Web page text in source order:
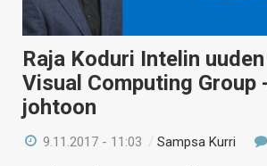
Raja Koduri Intelin
Visual Computing Group
johtoon
9.11.2017 - 11:03 /Sampsa Kurri